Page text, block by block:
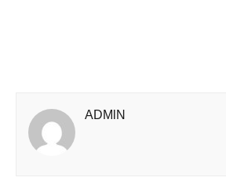
ADMlN